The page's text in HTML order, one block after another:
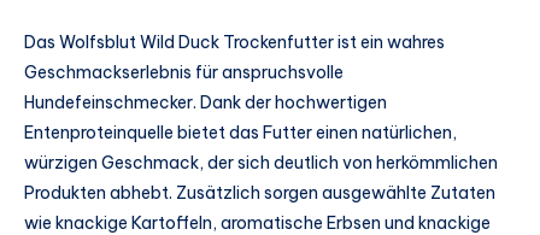
Das Wolfsblut Wild Duck Trockenfutter ist ein wahres
Geschmackserlebnis für anspruchsvolle
Hundefeinschmecker. Dank der hochwertigen
Entenproteinquelle bietet das Futter einen natürlichen,
würzigen Geschmack, der sich deutlich von herkömmlichen
Produkten abhebt. Zusätzlich sorgen ausgewählte Zutaten
wie knackige Kartoffeln, aromatische Erbsen und knackige